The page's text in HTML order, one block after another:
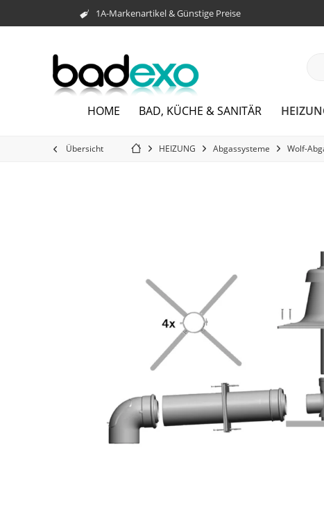
1A-Markenartikel & Günstige Preise
HOME BAD, KÜCHE & SANITÄR
Übersicht HEIZUNG Abgassysteme Wolf-